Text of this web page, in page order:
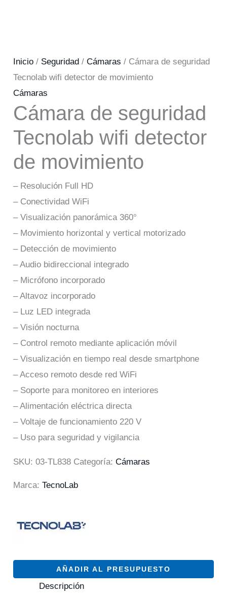
Inicio / Seguridad /Cámaras / Cámara de seguridad
Tecnolab wifi detector de movimiento
Cámaras
Cámara de seguridad
Tecnolab wifi detector
de movimiento
– Resolución Full HD
– Conectividad WiFi
– Visualización panorámica 360°
– Movimiento horizontal y vertical motorizado
– Detección de movimiento
– Audio bidireccional integrado
– Micrófono incorporado
– Altavoz incorporado
– Luz LED integrada
– Visión nocturna
– Control remoto mediante aplicación móvil
– Visualización en tiempo real desde smartphone
– Acceso remoto desde red WiFi
– Soporte para monitoreo en interiores
– Alimentación eléctrica directa
– Voltaje de funcionamiento 220 V
– Uso para seguridad y vigilancia
SKU:03-TL838 Categoría:Cámaras
Marca:TecnoLab
AÑADIR AL PRESUPUESTO
Descripción